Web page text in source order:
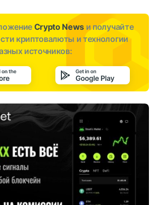
Crypto News и получайте
криптовалюты и технологии
источников: